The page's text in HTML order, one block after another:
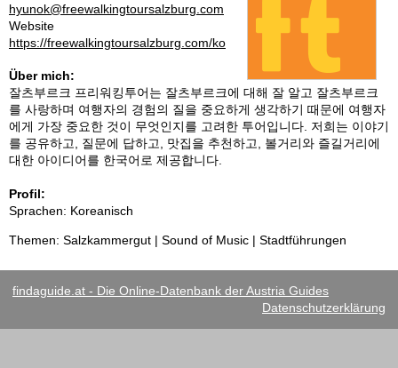
hyunok@freewalkingtoursalzburg.com
Website
https://freewalkingtoursalzburg.com/ko
Über mich:
잘츠부르크 프리워킹투어는 잘츠부르크에 대해 잘 알고 잘츠부르크
를 사랑하며 여행자의 경험의 질을 중요하게 생각하기 때문에 여행자
에게 가장 중요한 것이 무엇인지를 고려한 투어입니다. 저희는 이야기
를 공유하고, 질문에 답하고, 맛집을 추천하고, 볼거리와 즐길거리에
대한 아이디어를 한국어로 제공합니다.
Profil:
Sprachen: Koreanisch
Themen: Salzkammergut | Sound of Music | Stadtführungen
findaguide.at - Die Online-Datenbank der Austria Guides
Datenschutzerklärung